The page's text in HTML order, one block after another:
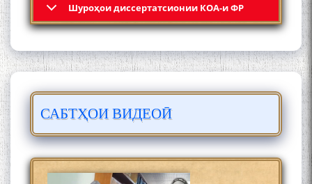
Шyроҳои диссертатсионии КОА-и ФР
САБТҲОИ ВИДЕОӢ
Сайре дар Осорхона
Муҳаммадҷон Раҳимӣ